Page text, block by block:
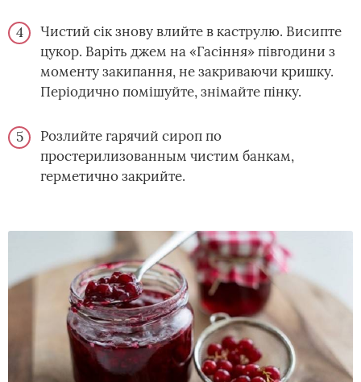
Чистий сік знову влийте в каструлю. Висипте
цукор. Варіть джем на «Гасіння» півгодини з
моменту закипання, не закриваючи кришку.
Періодично помішуйте, знімайте пінку.
Розлийте гарячий сироп по
простерилизованным чистим банкам,
герметично закрийте.